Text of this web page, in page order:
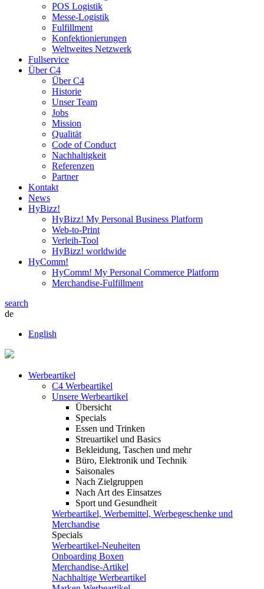
POS Logistik
Messe-Logistik
Fulfillment
Konfektionierungen
Weltweites Netzwerk
Fullservice
Über C4
Über C4
Historie
Unser Team
Jobs
Mission
Qualität
Code of Conduct
Nachhaltigkeit
Referenzen
Partner
Kontakt
News
HyBizz!
HyBizz! My Personal Business Platform
Web-to-Print
Verleih-Tool
HyBizz! worldwide
HyComm!
HyComm! My Personal Commerce Platform
Merchandise-Fulfillment
search
de
English
Werbeartikel
C4 Werbeartikel
Unsere Werbeartikel
Übersicht
Specials
Essen und Trinken
Streuartikel und Basics
Bekleidung, Taschen und mehr
Büro, Elektronik und Technik
Saisonales
Nach Zielgruppen
Nach Art des Einsatzes
Sport und Gesundheit
Werbeartikel, Werbemittel, Werbegeschenke und
Merchandise
Specials
Werbeartikel-Neuheiten
Onboarding Boxen
Merchandise-Artikel
Nachhaltige Werbeartikel